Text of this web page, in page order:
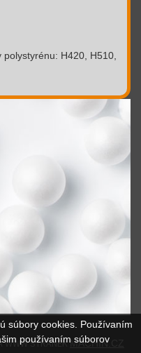
H420, H510,
WWW STRÁNEKMACHIN.CZ
súbory cookies. Používaním
používaním súborov